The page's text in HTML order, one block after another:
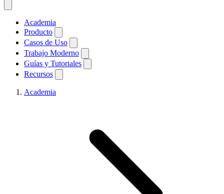
Academia
Producto
Casos de Uso
Trabajo Moderno
Guías y Tutoriales
Recursos
Academia